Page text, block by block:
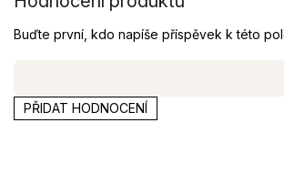
Buďte první, kdo napíše příspěvek k této
PŘIDAT HODNOCENÍ